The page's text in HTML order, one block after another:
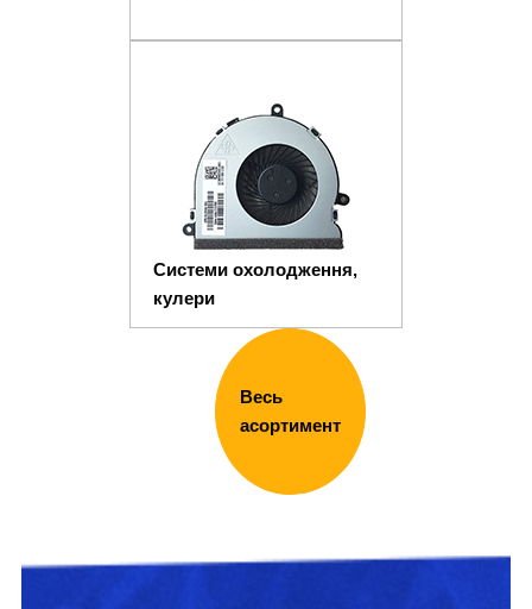
Системи охолодження,
кулери
Весь
асортимент